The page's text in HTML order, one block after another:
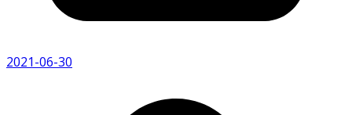
2021-06-30